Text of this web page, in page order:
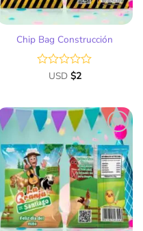
Chip Bag Construcción
Valorado
de
USD $2
Añadir
a la
lista
de
deseos